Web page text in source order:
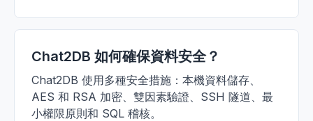
Chat2DB 如何確保資料安全？
Chat2DB 使用多種安全措施：本機資料儲存、
AES 和 RSA 加密、雙因素驗證、SSH 隧道、最
小權限原則和 SQL 稽核。